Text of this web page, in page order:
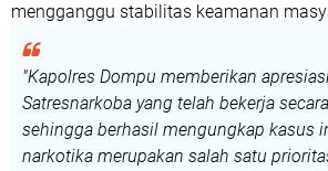
mengganggu stabilitas keamanan
"Kapolres Dompu memberikan
Satresnarkoba yang telah bekerja
sehingga berhasil mengungkap kasus
narkotika merupakan salah satu